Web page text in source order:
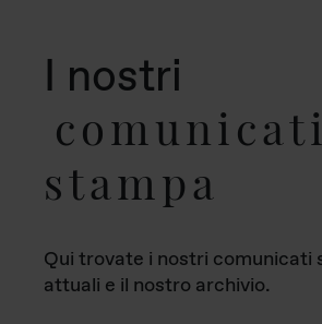
I nostri
comunicati
stampa
Qui trovate i nostri comunicati
attuali e il nostro archivio.